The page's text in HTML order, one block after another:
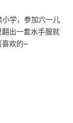
学，参加六一儿
出一套水手服就
喜欢的~